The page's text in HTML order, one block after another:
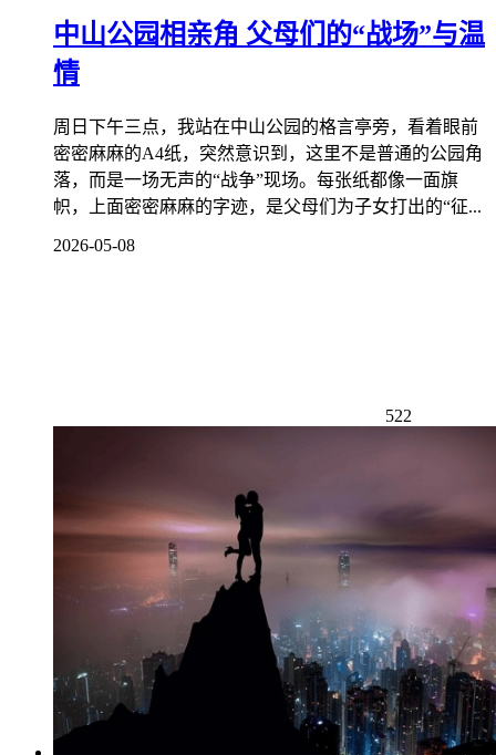
中山公园相亲角 父母们的“战场”与温
情
周日下午三点，我站在中山公园的格言亭旁，看着眼前
密密麻麻的A4纸，突然意识到，这里不是普通的公园角
落，而是一场无声的“战争”现场。每张纸都像一面旗
帜，上面密密麻麻的字迹，是父母们为子女打出的“征...
2026-05-08
522